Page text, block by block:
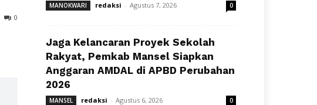
0
MANOKWARI redaksi - Agustus 7, 2026 0
Jaga Kelancaran Proyek Sekolah
Rakyat, Pemkab Mansel Siapkan
Anggaran AMDAL di APBD Perubahan
2026
MANSEL redaksi - Agustus 6, 2026 0